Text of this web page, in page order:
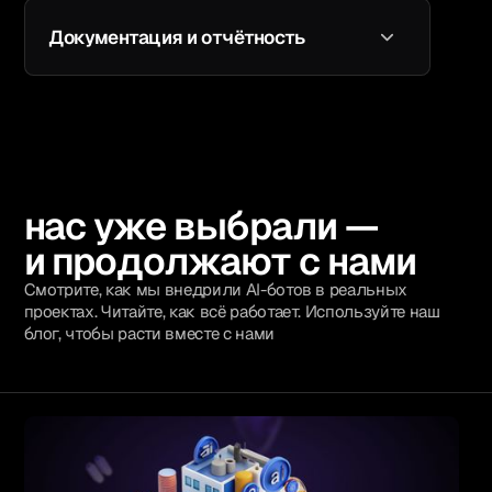
поддержки (2-я линия). Помогаем вашему
Документация и отчётность
нас уже выбрали —
и продолжают с нами
Смотрите, как мы внедрили AI-ботов в реальных
проектах. Читайте, как всё работает. Используйте наш
блог, чтобы расти вместе с нами